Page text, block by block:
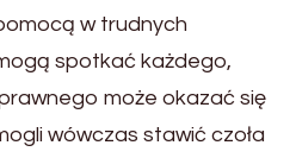
w trudnych
spotkać każdego,
może okazać się
wówczas stawić czoła